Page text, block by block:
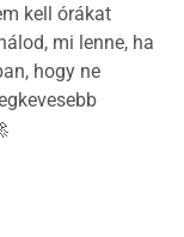
kell órákat
mi lenne, ha
hogy ne